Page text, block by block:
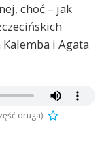
choć – jak
i Agata
druga)